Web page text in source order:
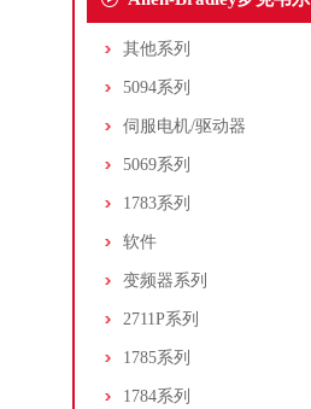
其他系列
5094系列
伺服电机/驱动器
5069系列
1783系列
软件
变频器系列
2711P系列
1785系列
1784系列